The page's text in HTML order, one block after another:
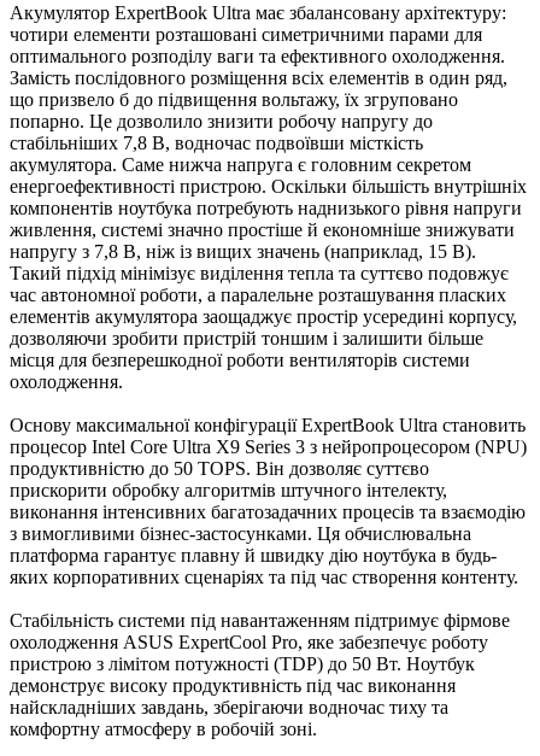
Акумулятор ExpertBook Ultra має збалансовану архітектуру:
чотири елементи розташовані симетричними парами для
оптимального розподілу ваги та ефективного охолодження.
Замість послідовного розміщення всіх елементів в один ряд,
що призвело б до підвищення вольтажу, їх згруповано
попарно. Це дозволило знизити робочу напругу до
стабільніших 7,8 В, водночас подвоївши місткість
акумулятора. Саме нижча напруга є головним секретом
енергоефективності пристрою. Оскільки більшість внутрішніх
компонентів ноутбука потребують наднизького рівня напруги
живлення, системі значно простіше й економніше знижувати
напругу з 7,8 В, ніж із вищих значень (наприклад, 15 В).
Такий підхід мінімізує виділення тепла та суттєво подовжує
час автономної роботи, а паралельне розташування пласких
елементів акумулятора заощаджує простір усередині корпусу,
дозволяючи зробити пристрій тоншим і залишити більше
місця для безперешкодної роботи вентиляторів системи
охолодження.
Основу максимальної конфігурації ExpertBook Ultra становить
процесор Intel Core Ultra X9 Series 3 з нейропроцесором (NPU)
продуктивністю до 50 TOPS. Він дозволяє суттєво
прискорити обробку алгоритмів штучного інтелекту,
виконання інтенсивних багатозадачних процесів та взаємодію
з вимогливими бізнес-застосунками. Ця обчислювальна
платформа гарантує плавну й швидку дію ноутбука в будь-
яких корпоративних сценаріях та під час створення контенту.
Стабільність системи під навантаженням підтримує фірмове
охолодження ASUS ExpertCool Pro, яке забезпечує роботу
пристрою з лімітом потужності (TDP) до 50 Вт. Ноутбук
демонструє високу продуктивність під час виконання
найскладніших завдань, зберігаючи водночас тиху та
комфортну атмосферу в робочій зоні.